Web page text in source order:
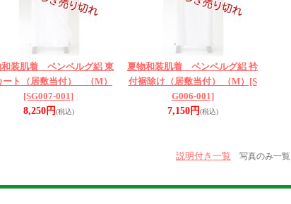
和装肌着 ベンベルグ絽 東
ート（居敷当付） （M）
[SG007-001]
8,250円(税込)
夏物和装肌着 ベンベルグ絽 衿
付裾除け（居敷当付） （M） [S
G006-001]
7,150円(税込)
説明付き一覧 写真のみ一覧